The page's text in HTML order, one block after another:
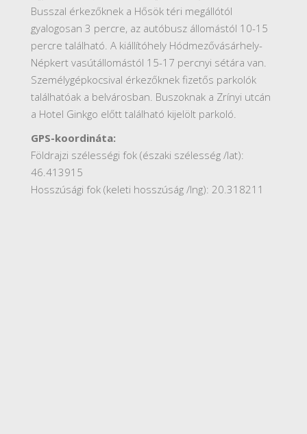
Busszal érkezőknek a Hősök téri megállótól
gyalogosan 3 percre, az autóbusz állomástól 10-15
percre található. A kiállítóhely Hódmezővásárhely-
Népkert vasútállomástól 15-17 percnyi sétára van.
Személygépkocsival érkezőknek fizetős parkolók
találhatóak a belvárosban. Buszoknak a Zrínyi utcán
a Hotel Ginkgo előtt található kijelölt parkoló.
GPS-koordináta:
Földrajzi szélességi fok (északi szélesség /lat):
46.413915
Hosszúsági fok (keleti hosszúság /lng): 20.318211